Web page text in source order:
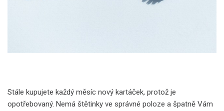
Stále kupujete každý měsíc nový kartáček, protož je
opotřebovaný. Nemá štětinky ve správné poloze a špatně Vám